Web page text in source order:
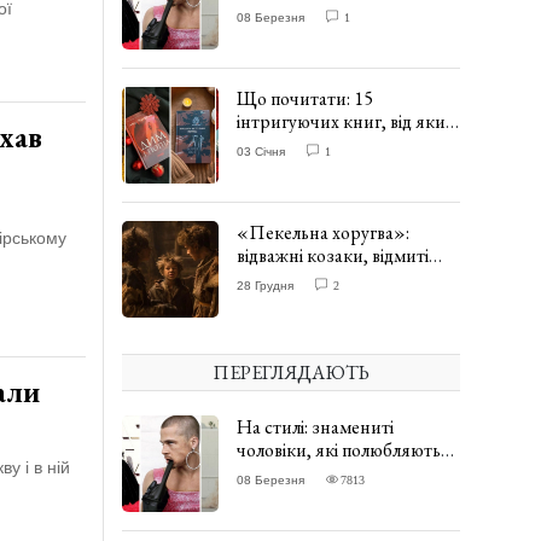
і в ній
одягати сукні. ФОТО
08 Березня 1
Що почитати: 15
інтригуючих книг, від яких
важко відірватись. ФОТО
03 Січня 1
«Пекельна хоругва»:
відважні козаки, відмиті
чорти та відчайдушний
28 Грудня 2
ПЕРЕГЛЯДАЮТЬ
На стилі: знамениті
чоловіки, які полюбляють
одягати сукні. ФОТО
08 Березня 7813